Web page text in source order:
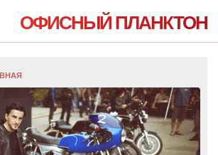
ОФИСНЫЙ ПЛАНКТОН